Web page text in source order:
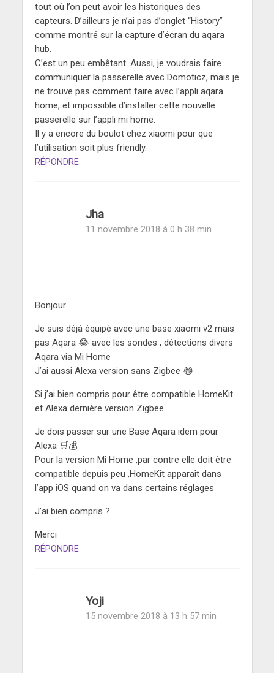
tout où l’on peut avoir les historiques des
capteurs. D’ailleurs je n’ai pas d’onglet “History”
comme montré sur la capture d’écran du aqara
hub.
C’est un peu embêtant. Aussi, je voudrais faire
communiquer la passerelle avec Domoticz, mais je
ne trouve pas comment faire avec l’appli aqara
home, et impossible d’installer cette nouvelle
passerelle sur l’appli mi home.
Il y a encore du boulot chez xiaomi pour que
l’utilisation soit plus friendly.
RÉPONDRE
Jha
11 novembre 2018 à 0 h 38 min
Bonjour
Je suis déjà équipé avec une base xiaomi v2 mais
pas Aqara 😂 avec les sondes , détections divers
Aqara via Mi Home
J’ai aussi Alexa version sans Zigbee 😂
Si j’ai bien compris pour être compatible HomeKit
et Alexa dernière version Zigbee
Je dois passer sur une Base Aqara idem pour
Alexa 🛒💰
Pour la version Mi Home ,par contre elle doit être
compatible depuis peu ,HomeKit apparaît dans
l’app iOS quand on va dans certains réglages
J’ai bien compris ?
Merci
RÉPONDRE
Yoji
15 novembre 2018 à 13 h 57 min